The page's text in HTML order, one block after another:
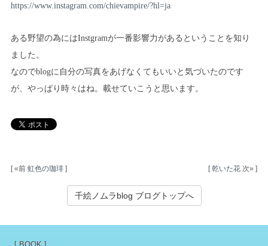
https://www.instagram.com/chievampire/?hl=ja
ある野望の為にはInstgramが一番影響力があるということを知り
ました。
なのでblogに自分の写真をあげなくてもいいと気づいたのです
が、やっぱり時々はね。載せていこうと思います。
[ «前 虹色の珈琲 ] [乾いた花 次» ]
千絵ノムラblog ブログトップへ